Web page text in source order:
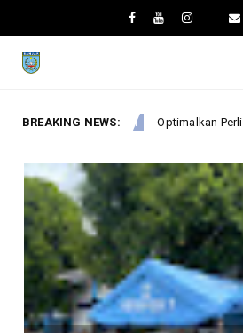
BREAKING NEWS:
Perlindungan Anak,